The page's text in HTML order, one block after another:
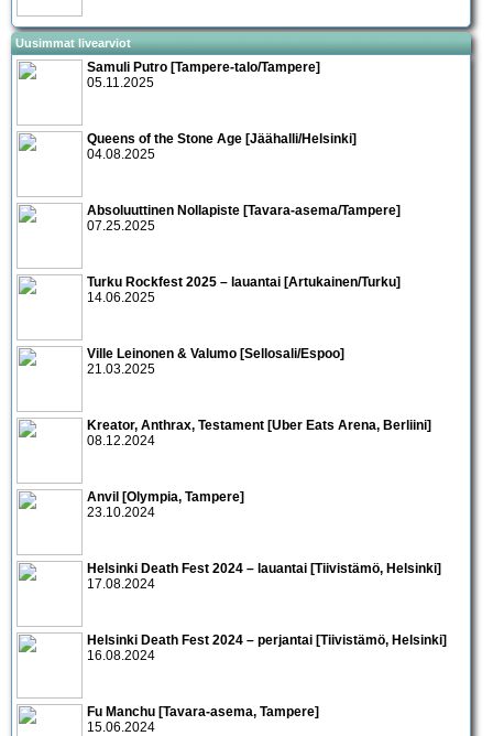
Uusimmat livearviot
Samuli Putro [Tampere-talo/Tampere]
05.11.2025
Queens of the Stone Age [Jäähalli/Helsinki]
04.08.2025
Absoluuttinen Nollapiste [Tavara-asema/Tampere]
07.25.2025
Turku Rockfest 2025 – lauantai [Artukainen/Turku]
14.06.2025
Ville Leinonen & Valumo [Sellosali/Espoo]
21.03.2025
Kreator, Anthrax, Testament [Uber Eats Arena, Berliini]
08.12.2024
Anvil [Olympia, Tampere]
23.10.2024
Helsinki Death Fest 2024 – lauantai [Tiivistämö, Helsinki]
17.08.2024
Helsinki Death Fest 2024 – perjantai [Tiivistämö, Helsinki]
16.08.2024
Fu Manchu [Tavara-asema, Tampere]
15.06.2024